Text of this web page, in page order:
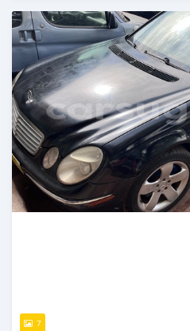
Publié il y a environ 4 heures
7